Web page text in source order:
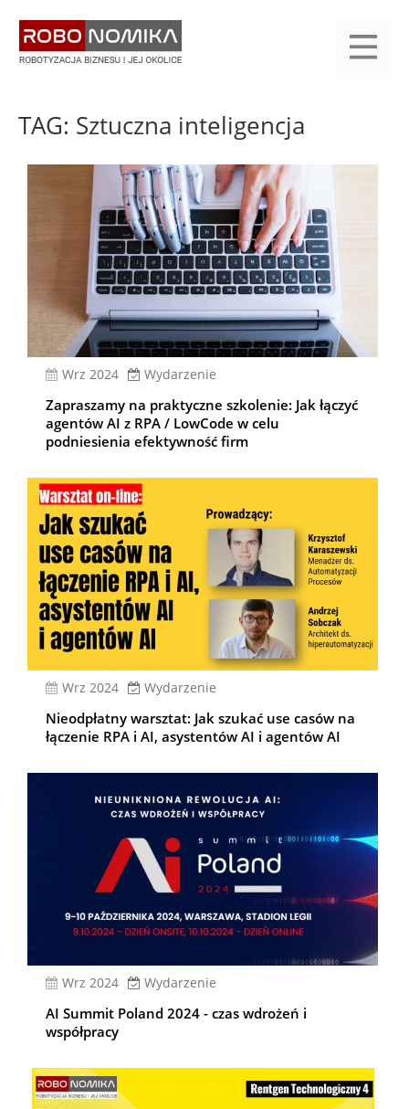
treści
yasne
main
menu
TAG: Sztuczna inteligencja
wrz 2024 Wydarzenie
Zapraszamy na praktyczne szkolenie: Jak łączyć
agentów AI z RPA / LowCode w celu
podniesienia efektywność firm
wrz 2024 Wydarzenie
Nieodpłatny warsztat: Jak szukać use casów na
łączenie RPA i AI, asystentów AI i agentów AI
wrz 2024 Wydarzenie
AI Summit Poland 2024 - czas wdrożeń i
współpracy